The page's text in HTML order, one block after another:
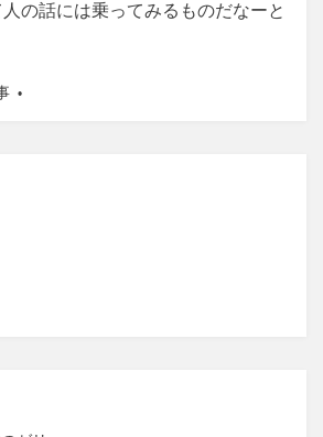
の話には乗ってみるものだなーと